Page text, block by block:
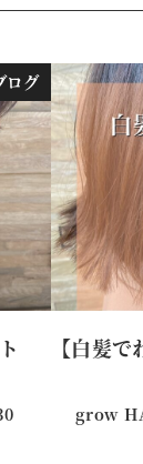
ログ
【白髪
grow